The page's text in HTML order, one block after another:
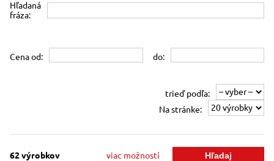
Hľadaná
fráza:
Cena od: do:
trieď podľa:
Na stránke:
62výrobkov viac možností